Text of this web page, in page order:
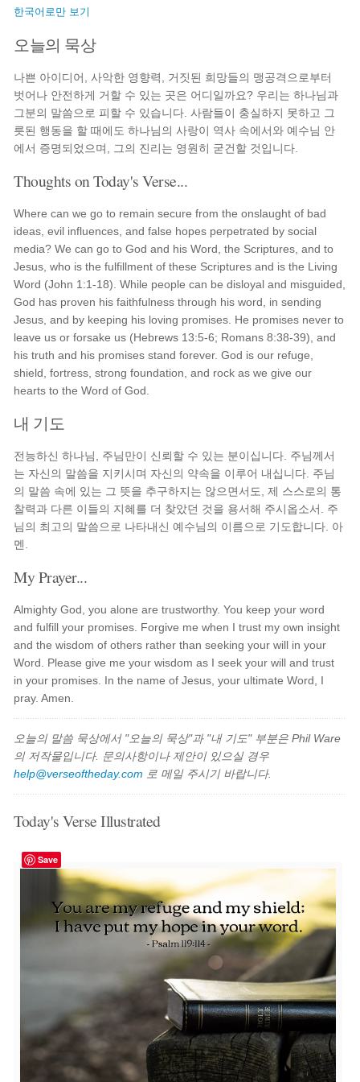
한국어로만 보기
오늘의 묵상
나쁜 아이디어, 사악한 영향력, 거짓된 희망들의 맹공격으로부터
벗어나 안전하게 거할 수 있는 곳은 어디일까요? 우리는 하나님과
그분의 말씀으로 피할 수 있습니다. 사람들이 충실하지 못하고 그
릇된 행동을 할 때에도 하나님의 사랑이 역사 속에서와 예수님 안
에서 증명되었으며, 그의 진리는 영원히 굳건할 것입니다.
Thoughts on Today's Verse...
Where can we go to remain secure from the onslaught of bad
ideas, evil influences, and false hopes perpetrated by social
media? We can go to God and his Word, the Scriptures, and to
Jesus, who is the fulfillment of these Scriptures and is the Living
Word (John 1:1-18). While people can be disloyal and misguided,
God has proven his faithfulness through his word, in sending
Jesus, and by keeping his loving promises. He promises never to
leave us or forsake us (Hebrews 13:5-6; Romans 8:38-39), and
his truth and his promises stand forever. God is our refuge,
shield, fortress, strong foundation, and rock as we give our
hearts to the Word of God.
내 기도
전능하신 하나님, 주님만이 신뢰할 수 있는 분이십니다. 주님께서
는 자신의 말씀을 지키시며 자신의 약속을 이루어 내십니다. 주님
의 말씀 속에 있는 그 뜻을 추구하지는 않으면서도, 제 스스로의 통
찰력과 다른 이들의 지혜를 더 찾았던 것을 용서해 주시옵소서. 주
님의 최고의 말씀으로 나타내신 예수님의 이름으로 기도합니다. 아
멘.
My Prayer...
Almighty God, you alone are trustworthy. You keep your word
and fulfill your promises. Forgive me when I trust my own insight
and the wisdom of others rather than seeking your will in your
Word. Please give me your wisdom as I seek your will and trust
in your promises. In the name of Jesus, your ultimate Word, I
pray. Amen.
오늘의 말씀 묵상에서 "오늘의 묵상"과 "내 기도" 부분은 Phil Ware
의 저작물입니다. 문의사항이나 제안이 있으실 경우
help@verseoftheday.com 로 메일 주시기 바랍니다.
Today's Verse Illustrated
Save